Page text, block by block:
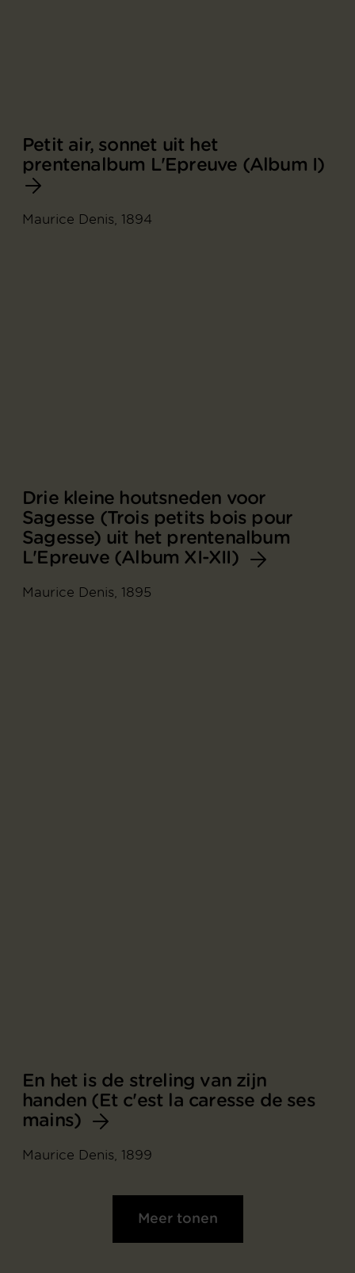
Petit air, sonnet uit het
prentenalbum L'Epreuve (Album I)
Maurice Denis, 1894
Drie kleine houtsneden voor
Sagesse (Trois petits bois pour
Sagesse) uit het prentenalbum
L'Epreuve (Album XI-XII)
Maurice Denis, 1895
En het is de streling van zijn
handen (Et c'est la caresse de ses
mains)
Maurice Denis, 1899
Meer tonen